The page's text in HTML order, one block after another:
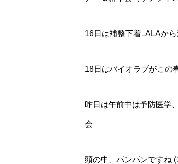
16日は補整下着LALAか
18日はバイオラブがこの
昨日は午前中は予防医学
会
頭の中、パンパンです